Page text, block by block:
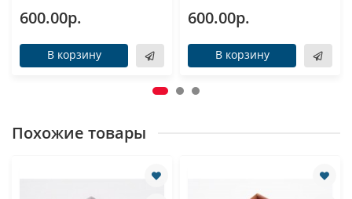
600.00р.
В корзину
600.00р.
В корзину
Похожие товары